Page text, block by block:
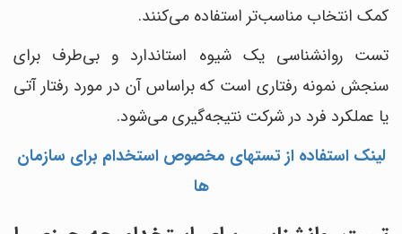
کمک انتخاب مناسب‌تر استفاده می‌کنند.
تست روانشناسی یک شیوه استاندارد و بی‎‌طرف برای
سنجش نمونه رفتاری است که براساس آن در مورد رفتار آتی
یا عملکرد فرد در شرکت نتیجه‌گیری می‎‌شود.
لینک استفاده از تستهای مخصوص استخدام برای سازمان
ها